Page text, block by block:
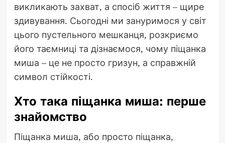
викликають захват, а спосіб життя – щире
здивування. Сьогодні ми зануримося у світ
цього пустельного мешканця, розкриємо
його таємниці та дізнаємося, чому піщанка
миша – це не просто гризун, а справжній
символ стійкості.
Хто така піщанка миша: перше
знайомство
Піщанка миша, або просто піщанка,